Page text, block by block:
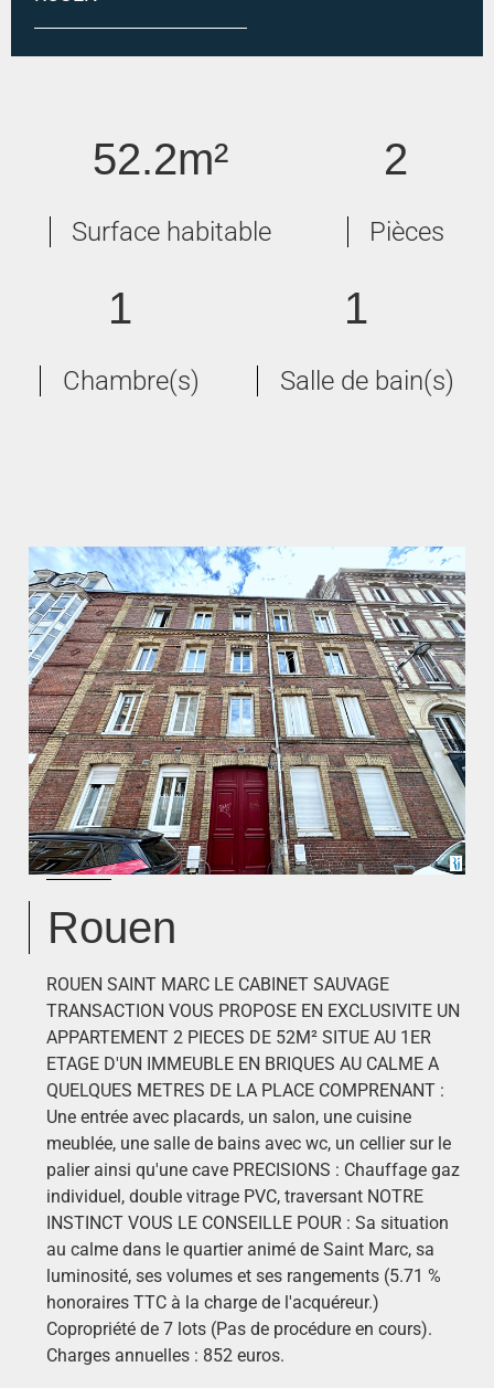
52.2m²
Surface habitable
2
Pièces
1
Chambre(s)
1
Salle de bain(s)
Rouen
ROUEN SAINT MARC LE CABINET SAUVAGE
TRANSACTION VOUS PROPOSE EN EXCLUSIVITE UN
APPARTEMENT 2 PIECES DE 52M² SITUE AU 1ER
ETAGE D'UN IMMEUBLE EN BRIQUES AU CALME A
QUELQUES METRES DE LA PLACE COMPRENANT :
Une entrée avec placards, un salon, une cuisine
meublée, une salle de bains avec wc, un cellier sur le
palier ainsi qu'une cave PRECISIONS : Chauffage gaz
individuel, double vitrage PVC, traversant NOTRE
INSTINCT VOUS LE CONSEILLE POUR : Sa situation
au calme dans le quartier animé de Saint Marc, sa
luminosité, ses volumes et ses rangements (5.71 %
honoraires TTC à la charge de l'acquéreur.)
Copropriété de 7 lots (Pas de procédure en cours).
Charges annuelles : 852 euros.